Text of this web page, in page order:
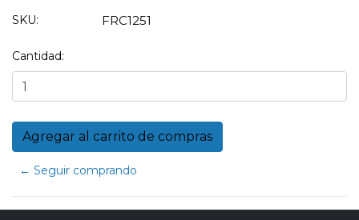
SKU: FRC1251
Cantidad:
← Seguir comprando